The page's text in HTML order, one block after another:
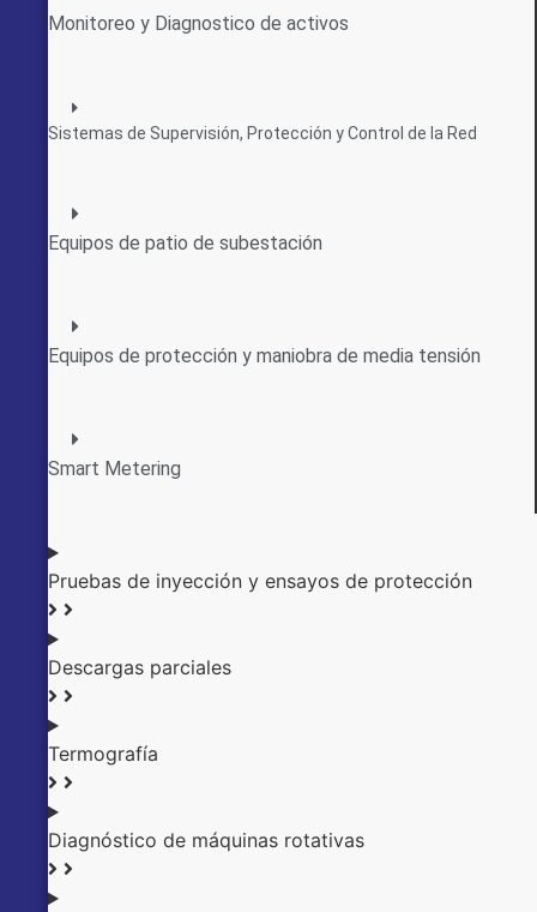
Monitoreo y Diagnostico de activos
Sistemas de Supervisión, Protección y Control de la Red
Equipos de patio de subestación
Equipos de protección y maniobra de media tensión
Smart Metering
Pruebas de inyección y ensayos de protección
Descargas parciales
Termografía
Diagnóstico de máquinas rotativas